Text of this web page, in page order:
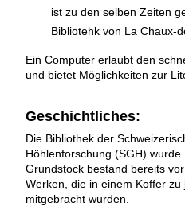
ist zu den selben Zeiten
Bibliotehk von La Chaux-
Ein Computer erlaubt den
und bietet Möglichkeiten zur
Geschichtliches:
Die Bibliothek der
Höhlenforschung (SGH)
Grundstock bestand bereits
Werken, die in einem Koffer
mitgebracht wurden.